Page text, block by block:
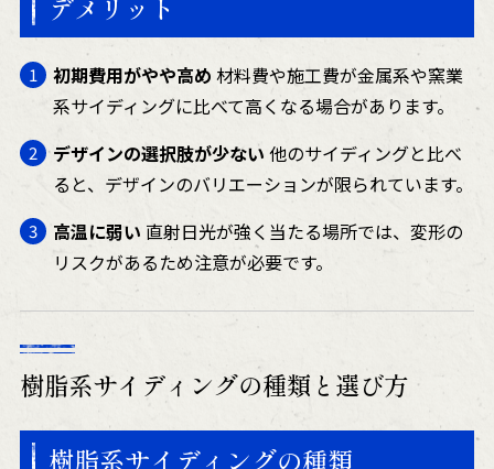
デメリット
初期費用がやや高め 材料費や施工費が金属系や窯業
系サイディングに比べて高くなる場合があります。
デザインの選択肢が少ない 他のサイディングと比べ
ると、デザインのバリエーションが限られています。
高温に弱い 直射日光が強く当たる場所では、変形の
リスクがあるため注意が必要です。
樹脂系サイディングの種類と選び方
樹脂系サイディングの種類